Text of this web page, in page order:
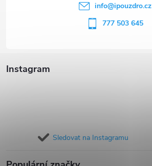
Instagram
Sledovat na Instagramu
info@ipouzdro.cz
777 503 645